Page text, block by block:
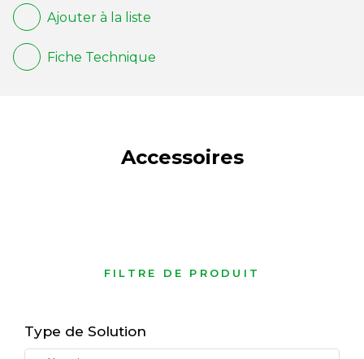
Ajouter à la liste
Fiche Technique
Accessoires
FILTRE DE PRODUIT
Type de Solution